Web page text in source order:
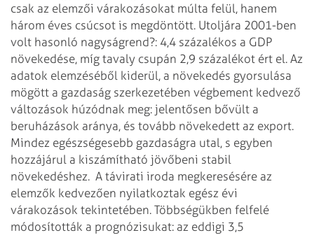
csak az elemzői várakozásokat múlta felül, hanem
három éves csúcsot is megdöntött. Utoljára 2001-ben
volt hasonló nagyságrend?: 4,4 százalékos a GDP
növekedése, míg tavaly csupán 2,9 százalékot ért el. Az
adatok elemzéséből kiderül, a növekedés gyorsulása
mögött a gazdaság szerkezetében végbement kedvező
változások húzódnak meg: jelentősen bővült a
beruházások aránya, és tovább növekedett az export.
Mindez egészségesebb gazdaságra utal, s egyben
hozzájárul a kiszámítható jövőbeni stabil
növekedéshez. A távirati iroda megkeresésére az
elemzők kedvezően nyilatkoztak egész évi
várakozások tekintetében. Többségükben felfelé
módosították a prognózisukat: az eddigi 3,5